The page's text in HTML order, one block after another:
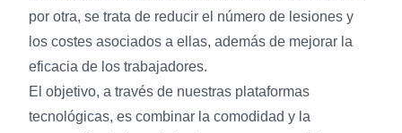
por otra, se trata de reducir el número de lesiones y
los costes asociados a ellas, además de mejorar la
eficacia de los trabajadores.
El objetivo, a través de nuestras plataformas
tecnológicas, es combinar la comodidad y la